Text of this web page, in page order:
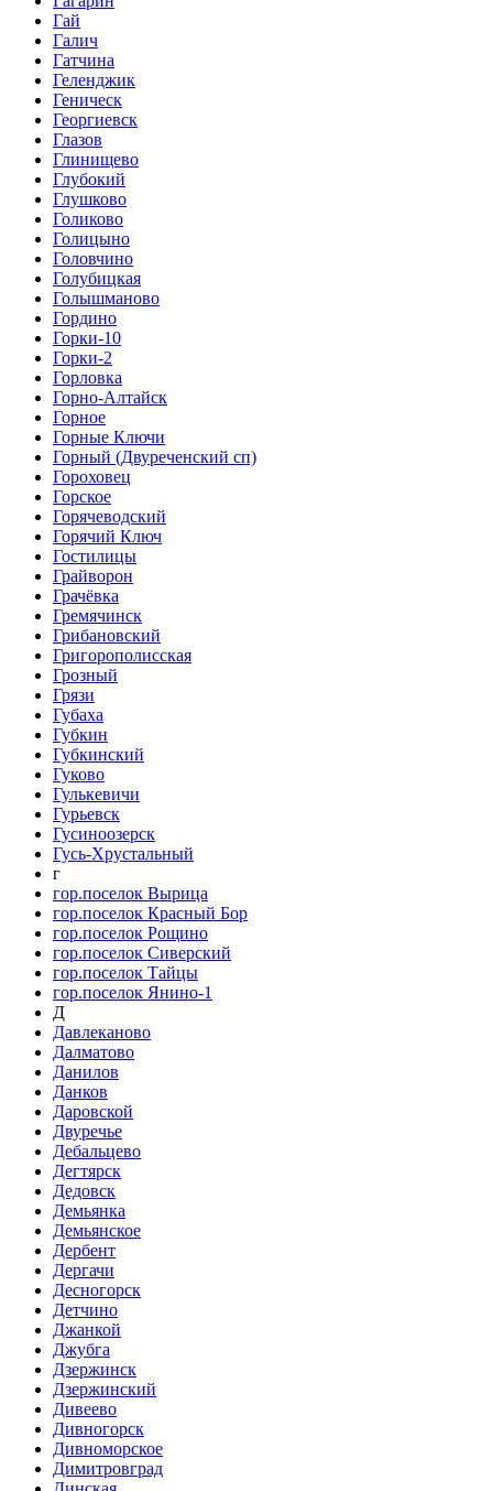
Гай
Галич
Гатчина
Геленджик
Геническ
Георгиевск
Глазов
Глинищево
Глубокий
Глушково
Голиково
Голицыно
Головчино
Голубицкая
Голышманово
Гордино
Горки-10
Горки-2
Горловка
Горно-Алтайск
Горное
Горные Ключи
Горный (Двуреченский сп)
Гороховец
Горское
Горячеводский
Горячий Ключ
Гостилицы
Грайворон
Грачёвка
Гремячинск
Грибановский
Григорополисская
Грозный
Грязи
Губаха
Губкин
Губкинский
Гуково
Гулькевичи
Гурьевск
Гусиноозерск
Гусь-Хрустальный
г
гор.поселок Вырица
гор.поселок Красный Бор
гор.поселок Рощино
гор.поселок Сиверский
гор.поселок Тайцы
гор.поселок Янино-1
Д
Давлеканово
Далматово
Данилов
Данков
Даровской
Двуречье
Дебальцево
Дегтярск
Дедовск
Демьянка
Демьянское
Дербент
Дергачи
Десногорск
Детчино
Джанкой
Джубга
Дзержинск
Дзержинский
Дивеево
Дивногорск
Дивноморское
Димитровград